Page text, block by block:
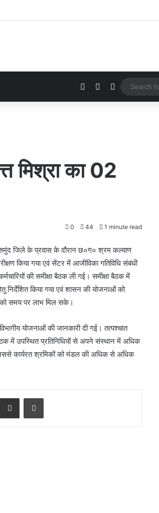
Log InSidebarSwitch skin
मिश्रा का 02
0 44 1 minute read
जिले के प्रवास के दौरान छ०ग० श्रम कल्याण
किया गया एवं सेंटर में आजीविका गतिविधि संबंधी
की समीक्षा बैठक ली गई। समीक्षा बैठक में
निर्देशित किया गया एवं शासन की योजनाओं को
को समय पर लाभ मिल सके।
योजनाओं की जानकारी दी गई। तत्पश्चात
में उपस्थित प्रतिनिधियों से अपने संस्थान में अधिक
कार्यरत श्रमिकों को मंडल की अधिक से अधिक